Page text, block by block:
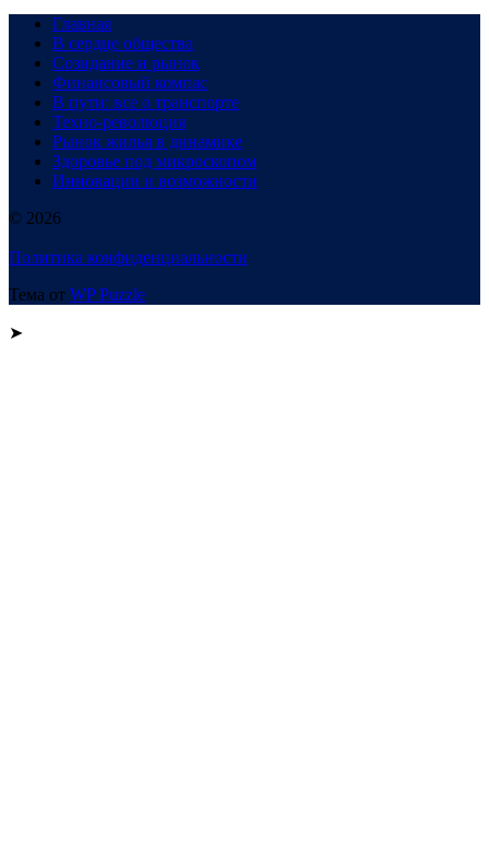
Главная
В сердце общества
Созидание и рынок
Финансовый компас
В пути: все о транспорте
Техно-революция
Рынок жилья в динамике
Здоровье под микроскопом
Инновации и возможности
© 2026
Политика конфиденциальности
Тема от WP Puzzle
➤